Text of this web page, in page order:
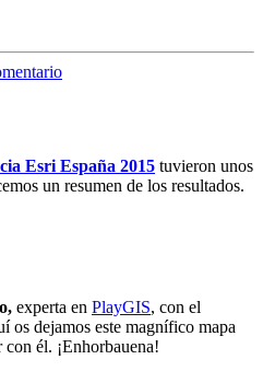
Esri España 2015 tuvieron unos
un resumen de los resultados.
experta en PlayGIS, con el
os dejamos este magnífico mapa
él. ¡Enhorbauena!